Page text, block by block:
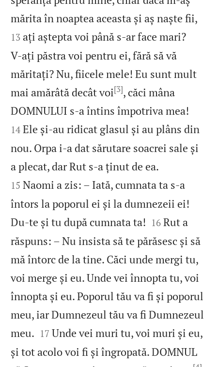
mărita în noaptea aceasta și aș naște fii,
13 ați aștepta voi până s‑ar face mari?
V‑ați păstra voi pentru ei, fără să vă
măritați? Nu, fiicele mele! Eu sunt mult
mai amărâtă decât voi[3], căci mâna
DOMNULUI s‑a întins împotriva mea!
14 Ele și‑au ridicat glasul și au plâns din
nou. Orpa i‑a dat sărutare soacrei sale și
a plecat, dar Rut s‑a ținut de ea.
15 Naomi a zis: – Iată, cumnata ta s‑a
întors la poporul ei și la dumnezeii ei!
Du‑te și tu după cumnata ta! 

16 Rut a
răspuns: – Nu insista să te părăsesc și să
mă întorc de la tine. Căci unde mergi tu,
voi merge și eu. Unde vei înnopta tu, voi
înnopta și eu. Poporul tău va fi și poporul
meu, iar Dumnezeul tău va fi Dumnezeul
meu. 

17 Unde vei muri tu, voi muri și eu,
și tot acolo voi fi și îngropată. DOMNUL